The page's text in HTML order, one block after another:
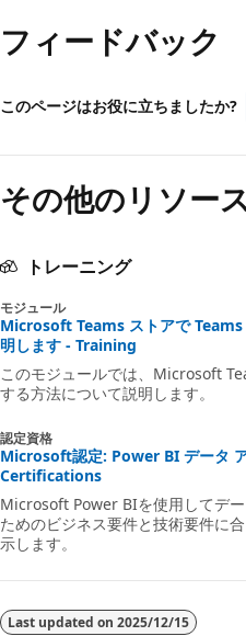
フィードバック
このページはお役に立ちましたか?
その他のリソー
トレーニング
モジュール
Microsoft Teams ストアで Teams
明します - Training
このモジュールでは、Microsoft
する方法について説明します。
認定資格
Microsoft認定: Power BI データ
Certifications
Microsoft Power BIを使用してデ
ためのビジネス要件と技術要件に
示します。
Last updated on 2025/12/15